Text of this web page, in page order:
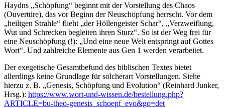
Haydns „Schöpfung“ beginnt mit der Vorstellung des Chaos
(Ouvertüre), das vor Beginn der Neuschöpfung herrscht. Vor dem
„heiligen Strahle“ flieht „der Höllengeister Schar“, „Verzweiflung,
Wut und Schrecken begleiten ihren Sturz“. So ist der Weg frei für
eine Neuschöpfung (!): „Und eine neue Welt entspringt auf Gottes
Wort“. Und zahlreiche Elemente aus Gen 1 werden verarbeitet.
Der exegetische Gesamtbefund des biblischen Textes bietet
allerdings keine Grundlage für solcherart Vorstellungen. Siehe
hierzu z. B. „Genesis, Schöpfung und Evolution“ (Reinhard Junker,
Hrsg.): https://www.wort-und-wissen.de/bestellung.php?
ARTICLE=bu-theo-genesis_schoepf_evo&go=det